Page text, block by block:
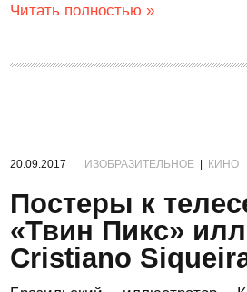
Читать полностью »
20.09.2017 ИЗОБРАЗИТЕЛЬНОЕ КИНО
Постеры к
«Твин Пикс»
Cristiano